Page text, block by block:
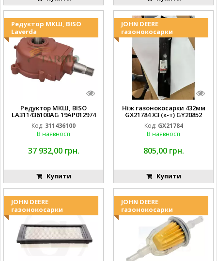
Редуктор МКШ, BISO
Laverda
Редуктор МКШ, BISO
LA311436100AG 19AP012974
Laverda EMNIYET
Код: 311436100
В наявності
37 932,00 грн.
Купити
JOHN DEERE
газонокосарки
Ніж газонокосарки 432мм
GX21784 X3 (к-т) GY20852
AM137757 AM141035
Код: GX21784
В наявності
805,00 грн.
Купити
JOHN DEERE
газонокосарки
JOHN DEERE
газонокосарки